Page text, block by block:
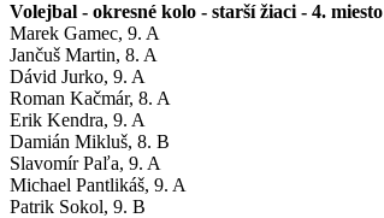
Volejbal - okresné kolo - starší žiaci - 4. miesto
Marek Gamec, 9. A
Jančuš Martin, 8. A
Dávid Jurko, 9. A
Roman Kačmár, 8. A
Erik Kendra, 9. A
Damián Mikluš, 8. B
Slavomír Paľa, 9. A
Michael Pantlikáš, 9. A
Patrik Sokol, 9. B